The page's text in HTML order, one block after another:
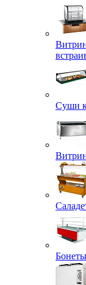
Суши